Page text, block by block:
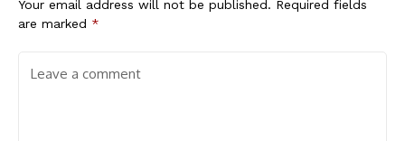
Your email address will not be published. Required fields
are marked *